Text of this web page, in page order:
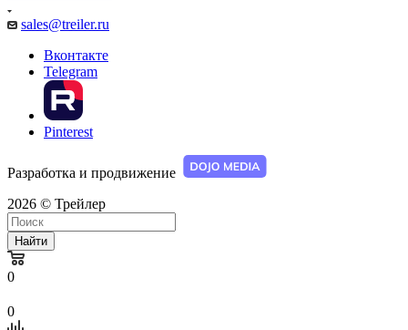
sales@treiler.ru
Вконтакте
Telegram
Pinterest
Разработка и продвижение
2026 © Трейлер
Найти
0
0